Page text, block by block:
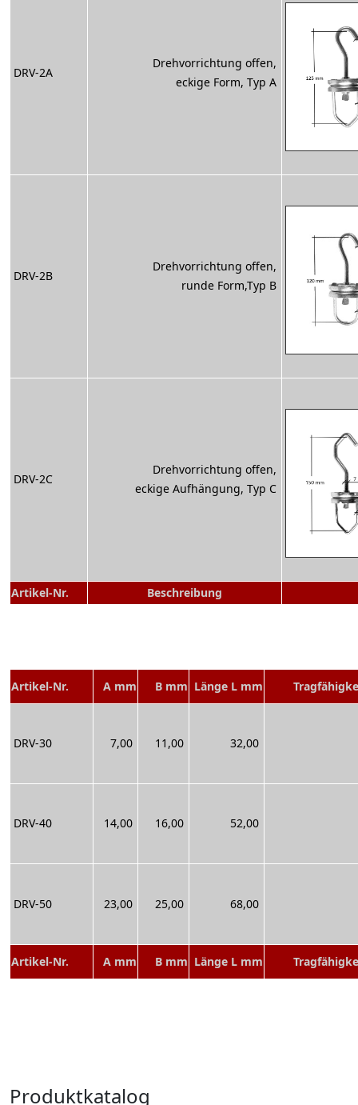
Artikel-Nr. Beschreibung
DRV-2A
Drehvorrichtung offen,
eckige Form, Typ A
DRV-2B
Drehvorrichtung offen,
runde Form,Typ B
DRV-2C
Drehvorrichtung offen,
eckige Aufhängung, Typ C
Artikel-Nr. A mm B mm Länge L mm
Artikel-Nr. A mm B mm Länge L mm
DRV-30 7,00 11,00 32,00
DRV-40 14,00 16,00 52,00
DRV-50 23,00 25,00 68,00
Produktkatalog